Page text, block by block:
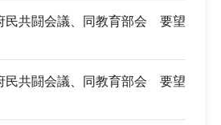
民共闘会議、同教育部会 要望
民共闘会議、同教育部会 要望